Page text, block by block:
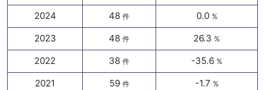
2024 48 件 0.0 %
2023 48 件 26.3 %
2022 38 件 -35.6 %
2021 59 件 -1.7 %